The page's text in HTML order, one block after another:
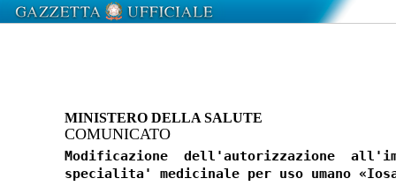
MINISTERO DELLA SALUTE
COMUNICATO
Modificazione  dell'autorizzazione